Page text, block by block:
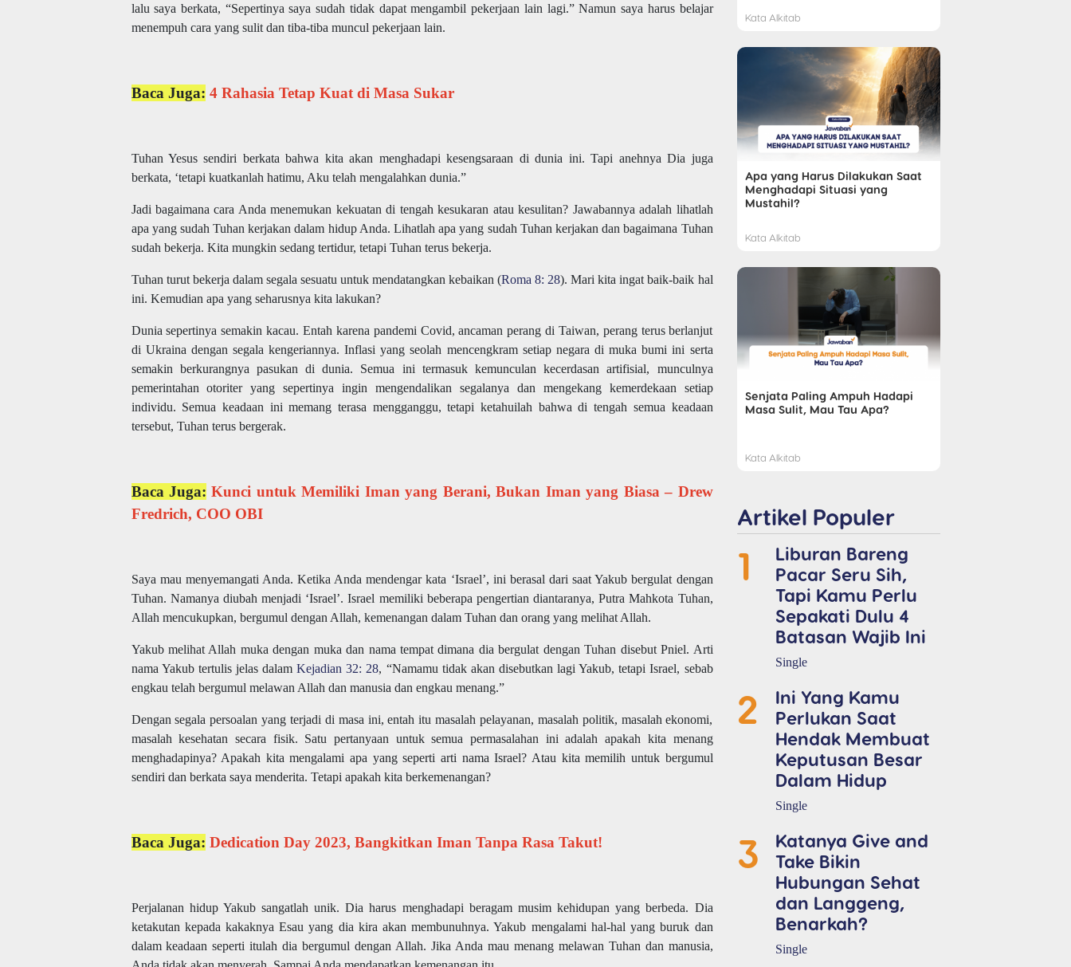
lalu saya berkata, “Sepertinya saya sudah tidak dapat mengambil pekerjaan lain lagi.” Namun saya harus belajar
menempuh cara yang sulit dan tiba-tiba muncul pekerjaan lain.
Baca Juga: 4 Rahasia Tetap Kuat di Masa Sukar
Tuhan Yesus sendiri berkata bahwa kita akan menghadapi kesengsaraan di dunia ini. Tapi anehnya Dia juga
berkata, ‘tetapi kuatkanlah hatimu, Aku telah mengalahkan dunia.”
Jadi bagaimana cara Anda menemukan kekuatan di tengah kesukaran atau kesulitan? Jawabannya adalah lihatlah
apa yang sudah Tuhan kerjakan dalam hidup Anda. Lihatlah apa yang sudah Tuhan kerjakan dan bagaimana Tuhan
sudah bekerja. Kita mungkin sedang tertidur, tetapi Tuhan terus bekerja.
Tuhan turut bekerja dalam segala sesuatu untuk mendatangkan kebaikan (Roma 8: 28). Mari kita ingat baik-baik hal
ini. Kemudian apa yang seharusnya kita lakukan?
Dunia sepertinya semakin kacau. Entah karena pandemi Covid, ancaman perang di Taiwan, perang terus berlanjut
di Ukraina dengan segala kengeriannya. Inflasi yang seolah mencengkram setiap negara di muka bumi ini serta
semakin berkurangnya pasukan di dunia. Semua ini termasuk kemunculan kecerdasan artifisial, munculnya
pemerintahan otoriter yang sepertinya ingin mengendalikan segalanya dan mengekang kemerdekaan setiap
individu. Semua keadaan ini memang terasa mengganggu, tetapi ketahuilah bahwa di tengah semua keadaan
tersebut, Tuhan terus bergerak.
Baca Juga: Kunci untuk Memiliki Iman yang Berani, Bukan Iman yang Biasa – Drew
Fredrich, COO OBI
Saya mau menyemangati Anda. Ketika Anda mendengar kata ‘Israel’, ini berasal dari saat Yakub bergulat dengan
Tuhan. Namanya diubah menjadi ‘Israel’. Israel memiliki beberapa pengertian diantaranya, Putra Mahkota Tuhan,
Allah mencukupkan, bergumul dengan Allah, kemenangan dalam Tuhan dan orang yang melihat Allah.
Yakub melihat Allah muka dengan muka dan nama tempat dimana dia bergulat dengan Tuhan disebut Pniel. Arti
nama Yakub tertulis jelas dalamKejadian 32: 28, “Namamu tidak akan disebutkan lagi Yakub, tetapi Israel, sebab
engkau telah bergumul melawan Allah dan manusia dan engkau menang.”
Dengan segala persoalan yang terjadi di masa ini, entah itu masalah pelayanan, masalah politik, masalah ekonomi,
masalah kesehatan secara fisik. Satu pertanyaan untuk semua permasalahan ini adalah apakah kita menang
menghadapinya? Apakah kita mengalami apa yang seperti arti nama Israel? Atau kita memilih untuk bergumul
sendiri dan berkata saya menderita. Tetapi apakah kita berkemenangan?
Baca Juga: Dedication Day 2023, Bangkitkan Iman Tanpa Rasa Takut!
Perjalanan hidup Yakub sangatlah unik. Dia harus menghadapi beragam musim kehidupan yang berbeda. Dia
ketakutan kepada kakaknya Esau yang dia kira akan membunuhnya. Yakub mengalami hal-hal yang buruk dan
dalam keadaan seperti itulah dia bergumul dengan Allah. Jika Anda mau menang melawan Tuhan dan manusia,
Kata Alkitab
Apa yang Harus Dilakukan Saat
Menghadapi Situasi yang
Mustahil?
Kata Alkitab
Senjata Paling Ampuh Hadapi
Masa Sulit, Mau Tau Apa?
Kata Alkitab
Artikel Populer
1
Liburan Bareng
Pacar Seru Sih,
Tapi Kamu Perlu
Sepakati Dulu 4
Batasan Wajib Ini
Single
2
Ini Yang Kamu
Perlukan Saat
Hendak Membuat
Keputusan Besar
Dalam Hidup
Single
3
Katanya Give and
Take Bikin
Hubungan Sehat
dan Langgeng,
Benarkah?
Single